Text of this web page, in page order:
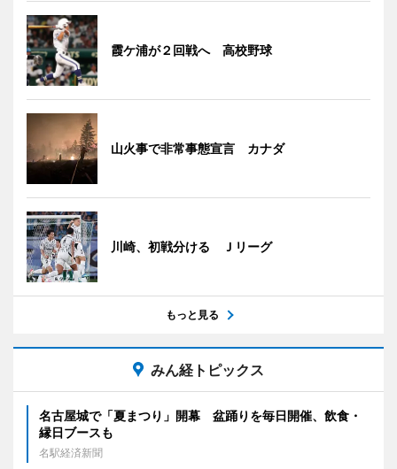
霞ケ浦が２回戦へ 高校野球
山火事で非常事態宣言 カナダ
川崎、初戦分ける Ｊリーグ
もっと見る
みん経トピックス
名古屋城で「夏まつり」開幕 盆踊りを毎日開催、飲食・
縁日ブースも
名駅経済新聞